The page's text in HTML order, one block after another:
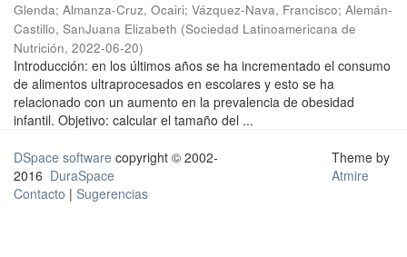
Glenda; Almanza-Cruz, Ocairi; Vázquez-Nava, Francisco; Alemán-
Castillo, SanJuana Elizabeth (Sociedad Latinoamericana de
Nutrición, 2022-06-20)
Introducción: en los últimos años se ha incrementado el consumo
de alimentos ultraprocesados en escolares y esto se ha
relacionado con un aumento en la prevalencia de obesidad
infantil. Objetivo: calcular el tamaño del ...
DSpace software copyright © 2002-
2016 DuraSpace
Contacto | Sugerencias
Theme by
Atmire